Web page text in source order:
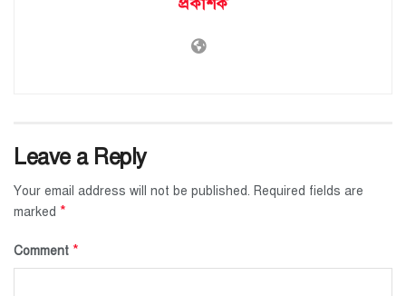
Leave a Reply
Your email address will not be published. Required fields are
marked *
Comment *